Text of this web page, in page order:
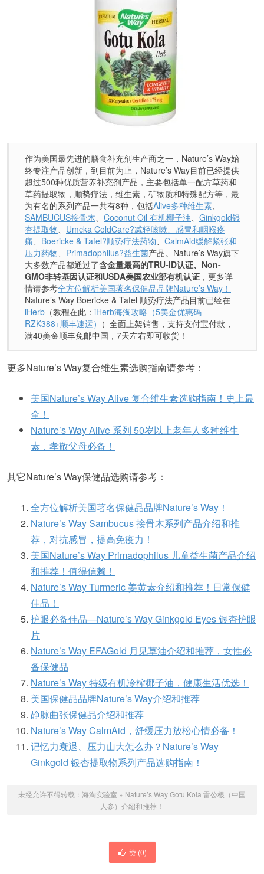
作为美国最先进的膳食补充剂生产商之一，Nature’s Way始
终专注产品创新，到目前为止，Nature’s Way目前已经提供
超过500种优质营养补充剂产品，主要包括单一配方草药和
草药提取物，顺势疗法，维生素，矿物质和特殊配方等，最
为有名的系列产品一共有8种，包括Alive多种维生素、
SAMBUCUS接骨木、 Coconut Oil 有机椰子油、 Ginkgold银
杏提取物、 Umcka ColdCare?减轻咳嗽、感冒和咽喉疼
痛、 Boericke & Tafel?顺势疗法药物、 CalmAid缓解紧张和
压力药物、 Primadophilus?益生菌产品。Nature’s Way旗下
大多数产品都通过了含金量最高的TRU-ID认证、Non-
GMO非转基因认证和USDA美国农业部有机认证 ，更多详
情请参考全方位解析美国著名保健品品牌Nature’s Way！
Nature’s Way Boericke & Tafel 顺势疗法产品目前已经在
iHerb （教程在此： iHerb海淘攻略（5美金优惠码
RZK388+顺丰速运） ）全面上架销售，支持支付宝付款，
满40美金顺丰免邮中国，7天左右即可收货！
更多Nature’s Way复合维生素选购指南请参考：
美国Nature’s Way Alive 复合维生素选购指南！史上最
全！
Nature’s Way Alive 系列 50岁以上老年人多种维生
素，孝敬父母必备！
其它Nature’s Way保健品选购请参考：
全方位解析美国著名保健品品牌Nature’s Way！
Nature’s Way Sambucus 接骨木系列产品介绍和推
荐，对抗感冒，提高免疫力！
美国Nature’s Way Primadophilus 儿童益生菌产品介绍
和推荐！值得信赖！
Nature’s Way Turmeric 姜黄素介绍和推荐！日常保健
佳品！
护眼必备佳品—Nature’s Way Ginkgold Eyes 银杏护眼
片
Nature’s Way EFAGold 月见草油介绍和推荐，女性必
备保健品
Nature’s Way 特级有机冷榨椰子油，健康生活优选！
美国保健品品牌Nature’s Way介绍和推荐
静脉曲张保健品介绍和推荐
Nature’s Way CalmAid，舒缓压力放松心情必备！
记忆力衰退、压力山大怎么办？Nature’s Way
Ginkgold 银杏提取物系列产品选购指南！
未经允许不得转载： 海淘实验室 » Nature’s Way Gotu Kola 雷公根（中国
人参）介绍和推荐！
赞 (0)